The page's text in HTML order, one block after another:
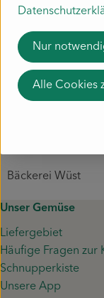
Zutaten
Herkunft
Bäckerei Wüst
Unser Gemüse
Liefergebiet
Häufige Fragen zur
Schnupperkiste
Unsere App
Nur
Alle Cookies